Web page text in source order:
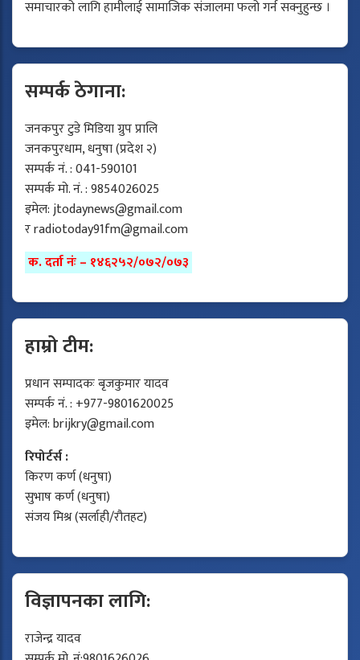
समाचारको लागि हामीलाई सामाजिक संजालमा फलो गर्न सक्नुहुन्छ ।
सम्पर्क ठेगाना:
जनकपुर टुडे मिडिया ग्रुप प्रालि
जनकपुरधाम, धनुषा (प्रदेश २)
सम्पर्क नं. : 041-590101
सम्पर्क मो. नं. : 9854026025
इमेल:jtodaynews@gmail.com
रradiotoday91fm@gmail.com
क. दर्ता नंः – १४६२५२/०७२/०७३
हाम्रो टीम:
प्रधान सम्पादकः बृजकुमार यादव
सम्पर्क नं. : +977-9801620025
इमेल:brijkry@gmail.com
रिपोर्टर्स :
किरण कर्ण (धनुषा)
सुभाष कर्ण (धनुषा)
संजय मिश्र (सर्लाही/रौतहट)
विज्ञापनका लागि:
राजेन्द्र यादव